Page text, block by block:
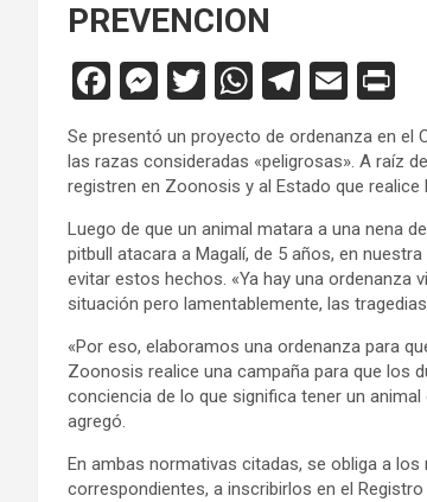
PREVENCION
F
ce
b
o
o
k
M
es
se
n
g
er
T
tt
er
W
h
at
s
A
p
p
T
el
e
gr
a
m
E
ail
in
ri
e
n
dl
y
Se presentó un proyecto de ordenanza en el
las razas consideradas «peligrosas». A raíz
registren en Zoonosis y al Estado que
Luego de que un animal matara a una nena
pitbull atacara a Magalí, de 5 años, en
evitar estos hechos. «Ya hay una ordenanza
situación pero lamentablemente, las
«Por eso, elaboramos una ordenanza para
Zoonosis realice una campaña para que los
conciencia de lo que significa tener un
agregó.
En ambas normativas citadas, se obliga a
correspondientes, a inscribirlos en el